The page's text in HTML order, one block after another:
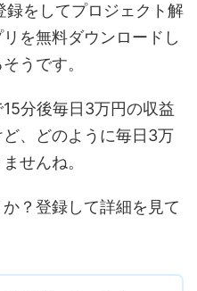
録をしてプロジェクト解
を無料ダウンロードし
うです。
分後毎日3万円の収益
、どのように毎日3万
せんね。
？登録して詳細を見て